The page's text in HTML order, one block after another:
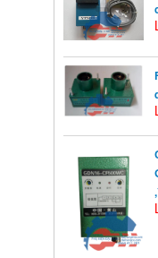
khí